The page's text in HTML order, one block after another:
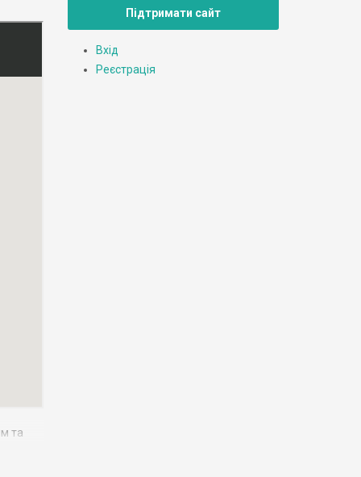
та
Підтримати сайт
Вхід
Реєстрація